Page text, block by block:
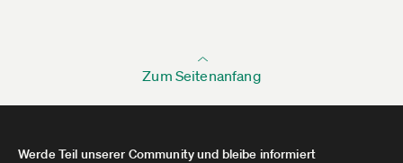
Zum Seitenanfang
Werde Teil unserer Community und bleibe informiert